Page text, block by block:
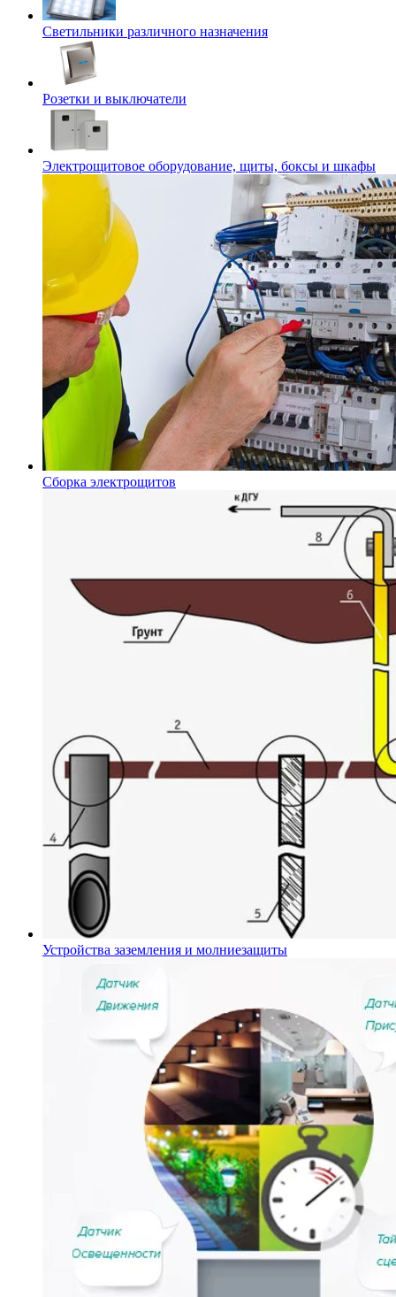
Светильники различного назначения
Розетки и выключатели
Электрощитовое оборудование, щиты, боксы и шкафы
Сборка электрощитов
Устройства заземления и молниезащиты